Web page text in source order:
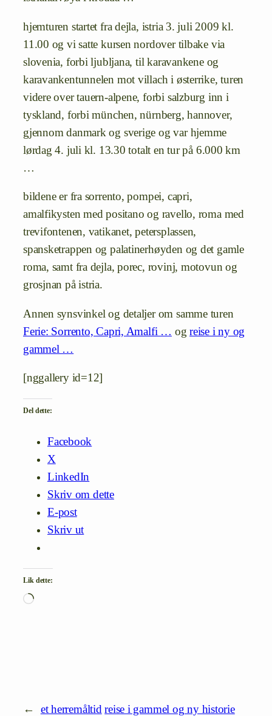
hjemturen startet fra dejla, istria 3. juli 2009 kl.
11.00 og vi satte kursen nordover tilbake via
slovenia, forbi ljubljana, til karavankene og
karavankentunnelen mot villach i østerrike, turen
videre over tauern-alpene, forbi salzburg inn i
tyskland, forbi münchen, nürnberg, hannover,
gjennom danmark og sverige og var hjemme
lørdag 4. juli kl. 13.30 totalt en tur på 6.000 km
…
bildene er fra sorrento, pompei, capri,
amalfikysten med positano og ravello, roma med
trevifontenen, vatikanet, petersplassen,
spansketrappen og palatinerhøyden og det gamle
roma, samt fra dejla, porec, rovinj, motovun og
grosjnan på istria.
Annen synsvinkel og detaljer om samme turen
Ferie: Sorrento, Capri, Amalfi … ogreise i ny og
gammel …
[nggallery id=12]
Del dette:
Facebook
X
LinkedIn
Skriv om dette
E-post
Skriv ut
Lik dette:
Laster
←
et herremåltid reise i gammel og ny historie